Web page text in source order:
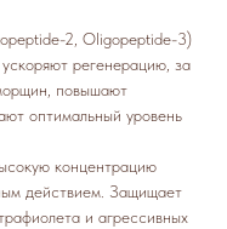
2, Oligopeptide-3)
регенерацию, за
повышают
оптимальный уровень
концентрацию
действием. Защищает
и агрессивных